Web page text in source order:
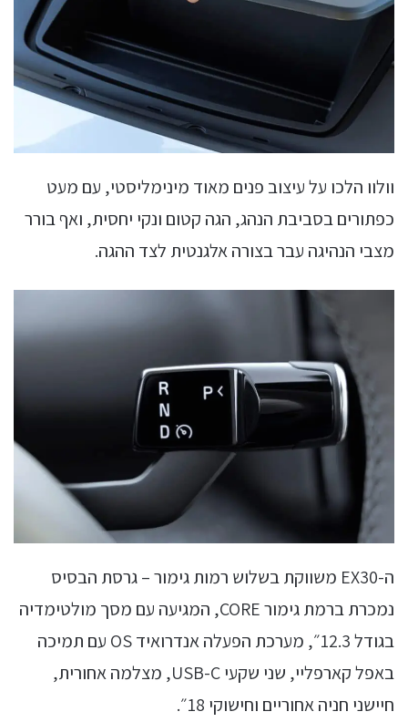
וולוו הלכו על עיצוב פנים מאוד מינימליסטי, עם מעט
כפתורים בסביבת הנהג, הגה קטום ונקי יחסית, ואף בורר
מצבי הנהיגה עבר בצורה אלגנטית לצד ההגה.
ה-EX30 משווקת בשלוש רמות גימור – גרסת הבסיס
נמכרת ברמת גימור CORE, המגיעה עם מסך מולטימדיה
בגודל 12.3״, מערכת הפעלה אנדרואיד OS עם תמיכה
באפל קארפליי, שני שקעי USB-C, מצלמה אחורית,
חיישני חניה אחוריים וחישוקי 18״.